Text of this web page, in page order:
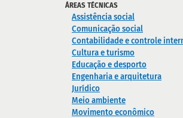
ÁREAS TÉCNICAS
Assistência social
Comunicação social
Contabilidade e controle
Cultura e turismo
Educação e desporto
Engenharia e arquitetura
Jurídico
Meio ambiente
Movimento econômico